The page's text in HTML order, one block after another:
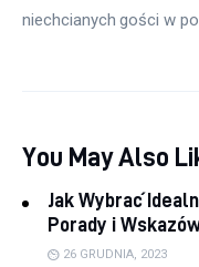
niechcianych gości w
You May Also
Jak Wybrać
Porady i
26 GRUDNIA, 2023